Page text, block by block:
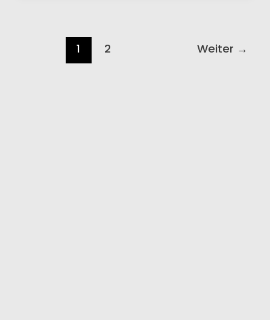
1 2 Weiter →